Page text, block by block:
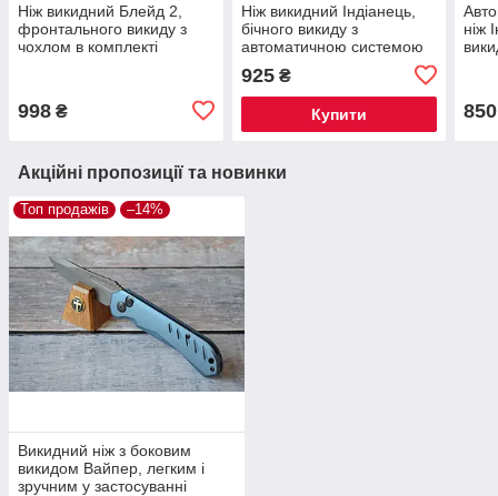
Ніж викидний Блейд 2,
фронтального викиду з
чохлом в комплекті
998 ₴
Ніж викидний Індіанець,
бічного викиду з
автоматичною системою
925₴
Купити
ніж
850
Акційні пропозиції та новинки
Топ продажів –14%
Викидний ніж з боковим
викидом Вайпер, легким і
зручним у застосуванні